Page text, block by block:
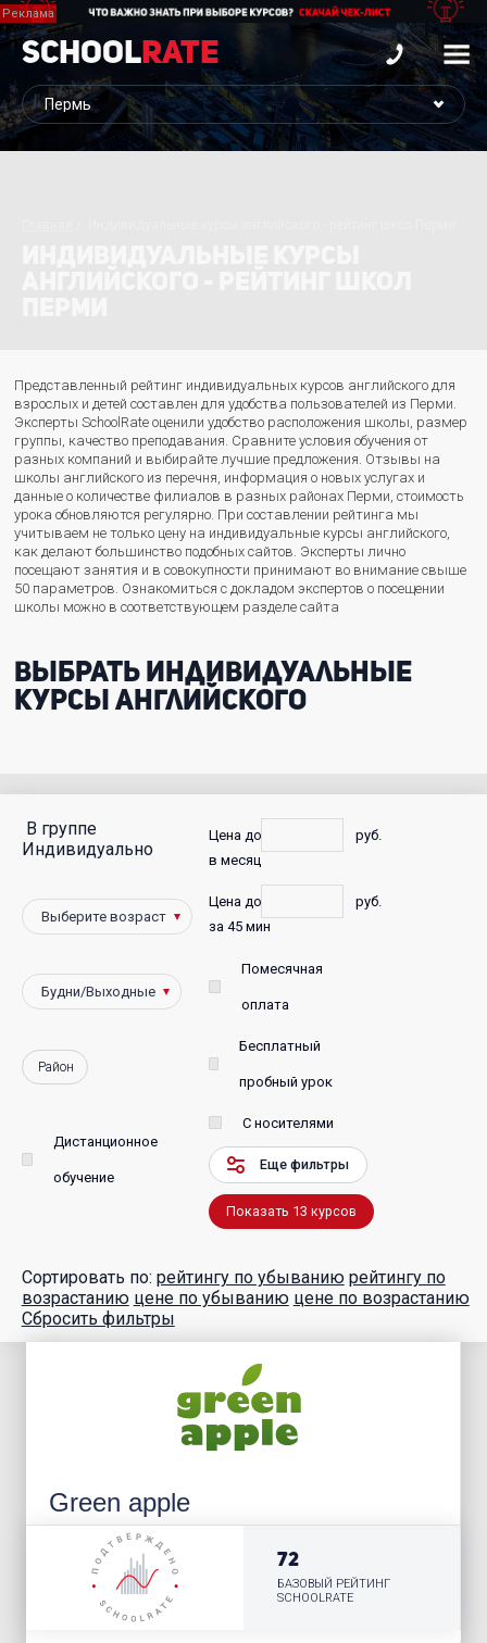
School Rate
Представленный рейтинг индивидуальных курсов английского для
взрослых и детей составлен для удобства пользователей из Перми.
Эксперты SchoolRate оценили удобство расположения школы, размер
группы, качество преподавания. Сравните условия обучения от
разных компаний и выбирайте лучшие предложения. Отзывы на
школы английского из перечня, информация о новых услугах и
данные о количестве филиалов в разных районах Перми, стоимость
урока обновляются регулярно. При составлении рейтинга мы
учитываем не только цену на индивидуальные курсы английского,
как делают большинство подобных сайтов. Эксперты лично
посещают занятия и в совокупности принимают во внимание свыше
50 параметров. Ознакомиться с докладом экспертов о посещении
школы можно в соответствующем разделе сайта
Выбрать индивидуальные
курсы английского
В группе
Индивидуально
Район
Дистанционное
обучение
Цена до
руб.
в месяц
Цена до
руб.
за 45 мин
Помесячная
оплата
Бесплатный
пробный урок
С носителями
Еще фильтры
Показать 13 курсов
С
Победители
Сортировать по: рейтингу по убыванию рейтингу по
возрастанию цене по убыванию цене по возрастанию
Сбросить фильтры
Green apple
72
БАЗОВЫЙ РЕЙТИНГ
SCHOOLRATE